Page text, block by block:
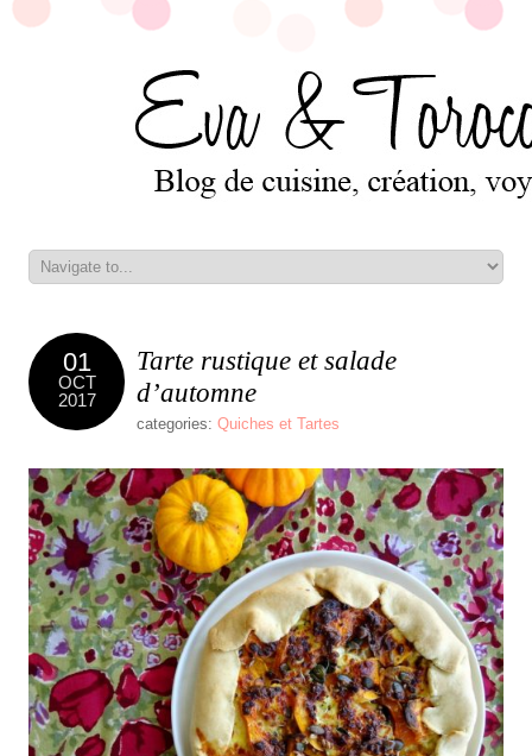
01
OCT
2017
Tarte rustique et salade
d’automne
categories: Quiches et Tartes